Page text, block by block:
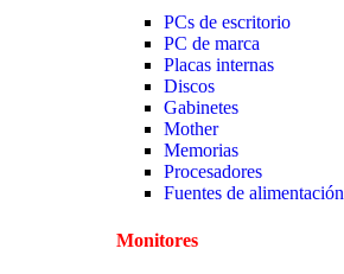
PCs de escritorio
PC de marca
Placas internas
Discos
Gabinetes
Mother
Memorias
Procesadores
Fuentes de alimentación
Monitores